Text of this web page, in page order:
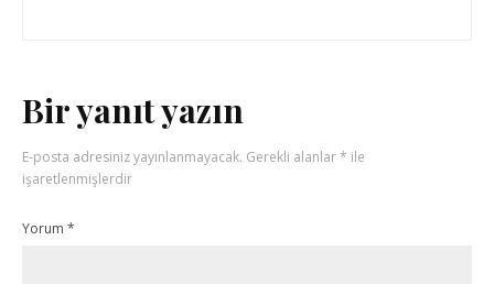
Bir yanıt yazın
E-posta adresiniz yayınlanmayacak. Gerekli alanlar* ile
işaretlenmişlerdir
Yorum *